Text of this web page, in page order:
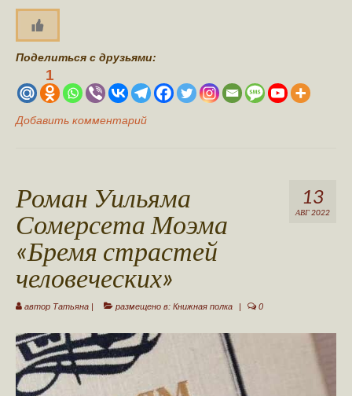
Поделиться с друзьями:
1
Добавить комментарий
13
АВГ 2022
Роман Уильяма
Сомерсета Моэма
«Бремя страстей
человеческих»
автор Татьяна | размещено в: Книжная полка | 0